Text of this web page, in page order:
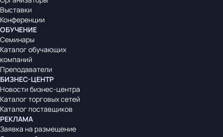
Выставки
Конференции
ОБУЧЕНИЕ
Семинары
Каталог обучающих
компаний
Преподаватели
БИЗНЕС-ЦЕНТР
Новости бизнес-центра
Каталог торговых сетей
Каталог поставщиков
РЕКЛАМА
Заявка на размещение